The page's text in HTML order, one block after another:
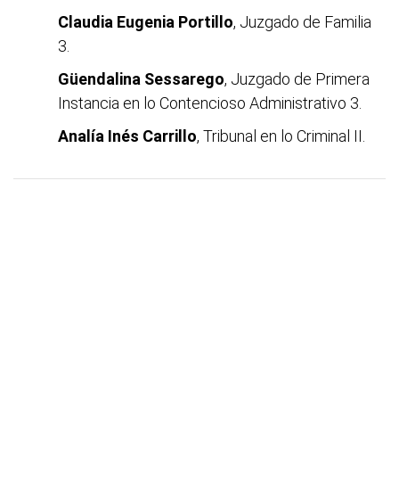
Claudia Eugenia Portillo, Juzgado de Familia
3.
Güendalina Sessarego, Juzgado de Primera
Instancia en lo Contencioso Administrativo 3.
Analía Inés Carrillo, Tribunal en lo Criminal II.